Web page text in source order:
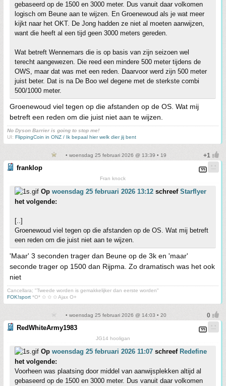
gebaseerd op de 1500 en 3000 meter. Dus vanuit daar volkomen
logisch om Beune aan te wijzen. En Groenewoud als je wat meer
kijkt naar het OKT. De Jong hadden ze niet al moeten aanwijzen,
want die heeft al een tijd geen 3000 meters gereden.
Wat betreft Wennemars die is op basis van zijn seizoen wel
terecht aangewezen. Die reed een mindere 500 meter tijdens de
OWS, maar dat was met een reden. Daarvoor werd zijn 500 meter
juist beter. Dat is na De Boo wel degene met de sterkste combi
500/1000 meter.
Groenewoud viel tegen op die afstanden op de OS. Wat mij
betreft een reden om die juist niet aan te wijzen.
No Dyson Barrier is going to stop me!
UI: FlippingCoin in ONZ / Ik bepaal hier welk dier jij bent
• woensdag 25 februari 2026 @ 13:39 • 19
franklop
Fran knock
Op woensdag 25 februari 2026 13:12 schreef Starflyer
het volgende:
[..]
Groenewoud viel tegen op die afstanden op de OS. Wat mij betreft
een reden om die juist niet aan te wijzen.
'Maar' 3 seconden trager dan Beune op de 3k en 'maar'
seconde trager op 1500 dan Rijpma. Zo dramatisch was het ook
niet
Cancellara; "Tweede worden is gemakkelijker dan eerste worden"
FOK!sport *O* ✩ ✩ ✩ Ajax O+
• woensdag 25 februari 2026 @ 14:03 • 20
RedWhiteArmy1983
JG14 hooligan
Op woensdag 25 februari 2026 11:07 schreef Redefine
het volgende:
Voorheen was plaatsing door middel van aanwijsplekken altijd al
gebaseerd op de 1500 en 3000 meter. Dus vanuit daar volkomen